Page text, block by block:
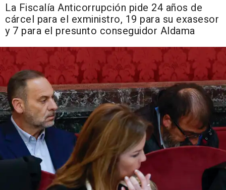
La Fiscalía Anticorrupción pide 24 años de
cárcel para el exministro, 19 para su exasesor
y 7 para el presunto conseguidor Aldama